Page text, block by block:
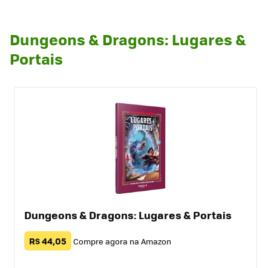
Dungeons & Dragons: Lugares &
Portais
Dungeons & Dragons: Lugares & Portais
R$ 44,05 Compre agora na Amazon